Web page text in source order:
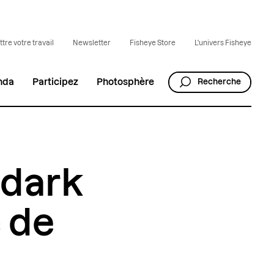
votre travail Newsletter Fisheye Store L'univers Fisheye
Participez Photosphère Recherche
de